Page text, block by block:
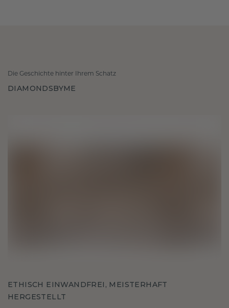
Die Geschichte hinter Ihrem Schatz
DIAMONDSBYME
ETHISCH EINWANDFREI, MEISTERHAFT
HERGESTELLT